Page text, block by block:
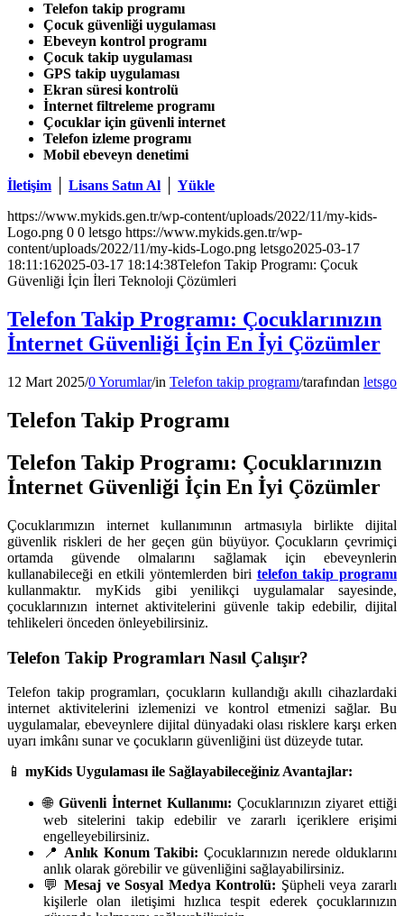
Telefon takip programı
Çocuk güvenliği uygulaması
Ebeveyn kontrol programı
Çocuk takip uygulaması
GPS takip uygulaması
Ekran süresi kontrolü
İnternet filtreleme programı
Çocuklar için güvenli internet
Telefon izleme programı
Mobil ebeveyn denetimi
İletişim
Lisans Satın Al
Yükle
https://www.mykids.gen.tr/wp-content/uploads/2022/11/my-kids-
Logo.png 0 0 letsgo https://www.mykids.gen.tr/wp-
content/uploads/2022/11/my-kids-Logo.png letsgo2025-03-17
18:11:162025-03-17 18:14:38Telefon Takip Programı: Çocuk
Güvenliği İçin İleri Teknoloji Çözümleri
Telefon Takip Programı: Çocuklarınızın
İnternet Güvenliği İçin En İyi Çözümler
12 Mart 2025/0 Yorumlar/in Telefon takip programı/tarafından letsgo
Telefon Takip Programı
Telefon Takip Programı: Çocuklarınızın
İnternet Güvenliği İçin En İyi Çözümler
Çocuklarımızın internet kullanımının artmasıyla birlikte dijital
güvenlik riskleri de her geçen gün büyüyor. Çocukların çevrimiçi
ortamda güvende olmalarını sağlamak için ebeveynlerin
kullanabileceği en etkili yöntemlerden biri telefon takip programı
kullanmaktır. myKids gibi yenilikçi uygulamalar sayesinde,
çocuklarınızın internet aktivitelerini güvenle takip edebilir, dijital
tehlikeleri önceden önleyebilirsiniz.
Telefon Takip Programları Nasıl Çalışır?
Telefon takip programları, çocukların kullandığı akıllı cihazlardaki
internet aktivitelerini izlemenizi ve kontrol etmenizi sağlar. Bu
uygulamalar, ebeveynlere dijital dünyadaki olası risklere karşı erken
uyarı imkânı sunar ve çocukların güvenliğini üst düzeyde tutar.
📱 myKids Uygulaması ile Sağlayabileceğiniz Avantajlar:
🌐Güvenli İnternet Kullanımı: Çocuklarınızın ziyaret ettiği
web sitelerini takip edebilir ve zararlı içeriklere erişimi
engelleyebilirsiniz.
📍 Anlık Konum Takibi: Çocuklarınızın nerede olduklarını
anlık olarak görebilir ve güvenliğini sağlayabilirsiniz.
💬Mesaj ve Sosyal Medya Kontrolü: Şüpheli veya zararlı
kişilerle olan iletişimi hızlıca tespit ederek çocuklarınızın